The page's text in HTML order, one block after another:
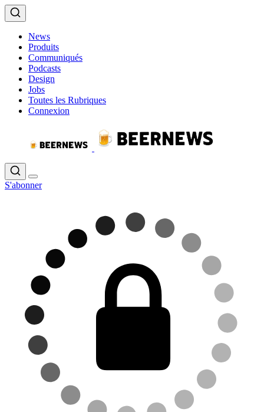
News
Produits
Communiqués
Podcasts
Design
Jobs
Toutes les Rubriques
Connexion
S'abonner